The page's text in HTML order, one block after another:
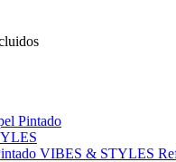
Pintado
VIBES & STYLES